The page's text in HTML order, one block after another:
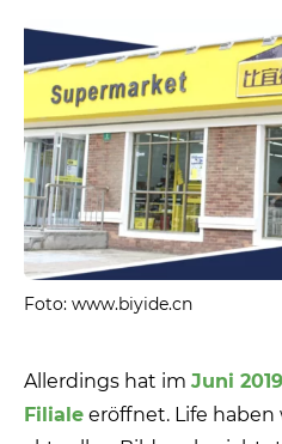
Foto: www.biyide.cn
Allerdings hat im Juni 2019
Filiale eröffnet. Life haben